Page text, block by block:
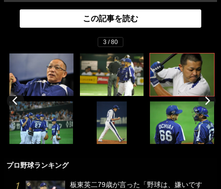
この記事を読む
3 / 80
プロ野球ランキング
板東英二79歳が言った「野球は、嫌いです